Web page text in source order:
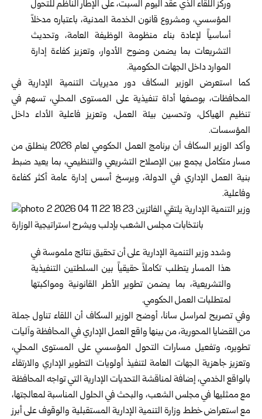
وركز اللقاء الذي عقد اليوم السبت، على الإطار الناظم للتحول
المؤسسي، ومشروع قانون الخدمة المدنية، باعتباره مدخلاً
أساسياً لإعادة بناء منظومة الوظيفة العامة، وتحديث
التشريعات بما يضمن وضوح الأدوار، وتعزيز كفاءة إدارة
الموارد داخل الجهات الحكومية.
كما استعرض الوزير السكاف دور مديريات التنمية الإدارية في
المحافظات، بوصفها أداة تنفيذية على المستوى المحلي، تسهم في
تنظيم الهياكل، وتحسين بيئة العمل، وتعزيز فاعلية الأداء داخل
المؤسسات.
وأكد الوزير السكاف أن برنامج العمل الحكومي لعام 2026 ينطلق من
مسار متكامل يجمع بين الإصلاح التشريعي والتنظيمي، بما يعيد ضبط
بنية العمل الإداري في الدولة، ويرسخ أسس إدارة عامة أكثر كفاءة
وفاعلية.
وشدد وزير التنمية الإدارية على أن تحقيق نتائج ملموسة في
هذا المسار يتطلب تكاملاً حقيقياً بين السلطتين التنفيذية
والتشريعية، بما يضمن تطوير الأطر القانونية ومواكبتها
لمتطلبات العمل الحكومي.
وفي تصريح لمراسل سانا، أوضح الوزير السكاف أن اللقاء تناول جملة
من القضايا المحورية، من بينها واقع العمل الإداري في المحافظة وآليات
تطويره، وتفعيل مسارات التحول المؤسسي على المستوى المحلي،
وتعزيز جاهزية الجهات العامة لتنفيذ أولويات التطوير الإداري والارتقاء
بالواقع الخدمي، إضافة لمناقشة التحديات الإدارية التي تواجه المحافظة
مع ممثليها في مجلس الشعب، والبحث في الحلول المناسبة لمعالجتها،
مع استعراض خطط وزارة التنمية الإدارية المستقبلية والوقوف على أبرز